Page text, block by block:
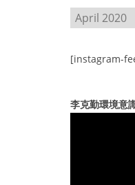
h
v
[instagram-
李克勤環境意